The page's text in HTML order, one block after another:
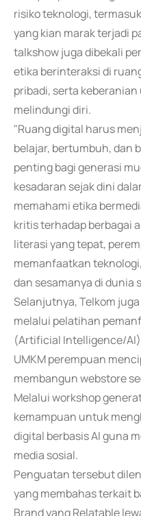
risiko teknologi,
yang kian marak terjadi
talkshow juga dibekali
etika berinteraksi di
pribadi, serta
melindungi diri.
"Ruang digital harus
belajar, bertumbuh, dan
penting bagi generasi
kesadaran sejak dini
memahami etika
kritis terhadap berbagai
literasi yang tepat,
memanfaatkan
dan sesamanya di dunia
Selanjutnya, Telkom
melalui pelatihan
(Artificial Intelligence/
UMKM perempuan
membangun webstore
Melalui workshop
kemampuan untuk
digital berbasis AI guna
media sosial.
Penguatan tersebut
yang membahas terkait
Brand yang Relatable